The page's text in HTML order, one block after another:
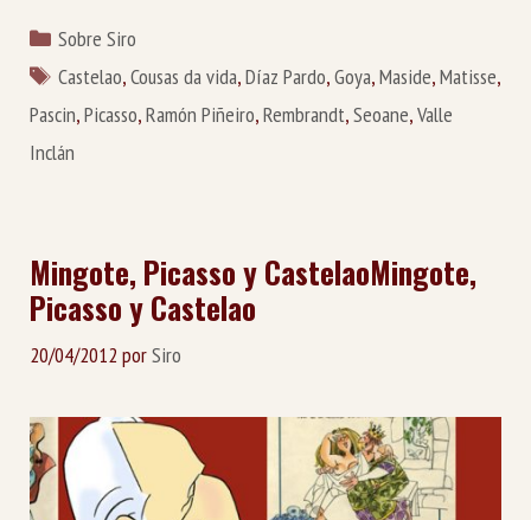
Categorías
Sobre Siro
Etiquetas
Castelao,Cousas da vida,Díaz Pardo,Goya,Maside,Matisse,
Pascin,Picasso,Ramón Piñeiro,Rembrandt,Seoane,Valle
Inclán
Mingote, Picasso y CastelaoMingote,
Picasso y Castelao
20/04/2012 porSiro